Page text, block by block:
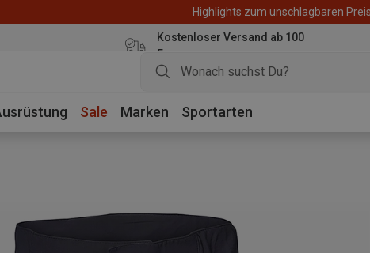
Highlights zum unschlagbaren
Kostenloser Versand ab 100
Euro
Sale Marken Sportarten